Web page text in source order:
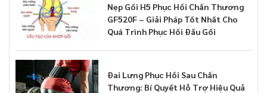
Nẹp Gối H5 Phục Hồi Chấn Thương
GF520F – Giải Pháp Tốt Nhất Cho
Quá Trình Phục Hồi Đầu Gối
Đai Lưng Phục Hồi Sau Chấn
Thương: Bí Quyết Hỗ Trợ Hiệu Quả